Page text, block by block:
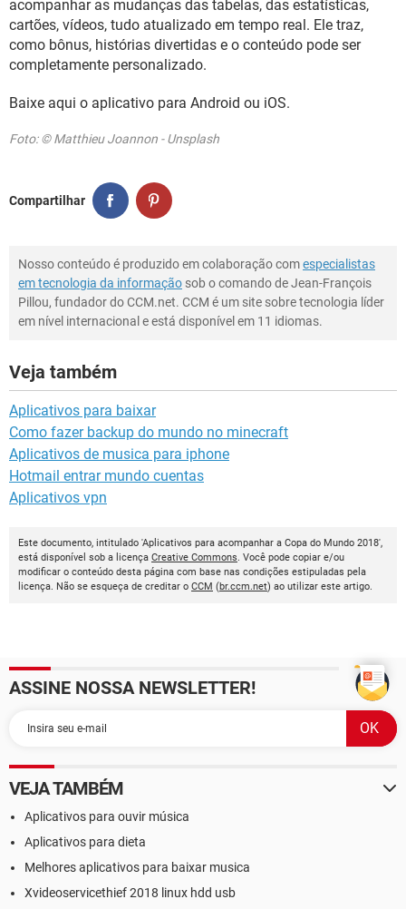
acompanhar as mudanças das tabelas, das estatísticas,
cartões, vídeos, tudo atualizado em tempo real. Ele traz,
como bônus, histórias divertidas e o conteúdo pode ser
completamente personalizado.
Baixe aqui o aplicativo para Android ou iOS.
Foto: © Matthieu Joannon - Unsplash
Compartilhar
Nosso conteúdo é produzido em colaboração comespecialistas
em tecnologia da informação sob o comando de Jean-François
Pillou, fundador do CCM.net. CCM é um site sobre tecnologia líder
em nível internacional e está disponível em 11 idiomas.
Veja também
Aplicativos para baixar
Como fazer backup do mundo no minecraft
Aplicativos de musica para iphone
Hotmail entrar mundo cuentas
Aplicativos vpn
Este documento, intitulado 'Aplicativos para acompanhar a Copa do Mundo 2018',
está disponível sob a licença Creative Commons. Você pode copiar e/ou
modificar o conteúdo desta página com base nas condições estipuladas pela
licença. Não se esqueça de creditar o CCM (br.ccm.net) ao utilizar este artigo.
ASSINE NOSSA NEWSLETTER!
VEJA TAMBÉM
Aplicativos para ouvir música
Aplicativos para dieta
Melhores aplicativos para baixar musica
Xvideoservicethief 2018 linux hdd usb